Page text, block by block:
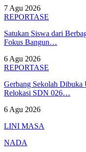
7 Agu 2026
REPORTASE
Satukan Siswa dari
Fokus Bangun…
6 Agu 2026
REPORTASE
Gerbang Sekolah Dibuka
Relokasi SDN 026…
6 Agu 2026
LINI MASA
NADA